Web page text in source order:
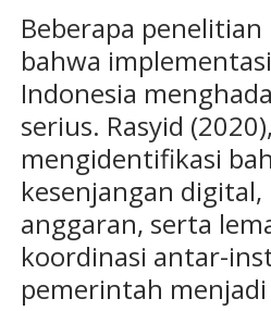
Beberapa
bahwa
Indonesia
serius. Rasyid
mengidentifikasi
kesenjangan
anggaran, serta
koordinasi antar-
pemerintah